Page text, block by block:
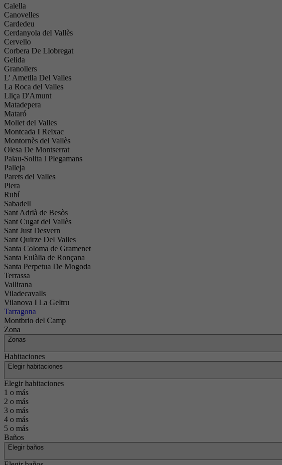
Calella
Canovelles
Cardedeu
Cerdanyola del Vallès
Cervello
Corbera De Llobregat
Gelida
Granollers
L' Ametlla Del Valles
La Roca del Valles
Lliça D'Amunt
Matadepera
Mataró
Mollet del Valles
Montcada I Reixac
Montornès del Vallès
Olesa De Montserrat
Palau-Solita I Plegamans
Palleja
Parets del Valles
Piera
Rubí
Sabadell
Sant Adrià de Besòs
Sant Cugat del Vallès
Sant Just Desvern
Sant Quirze Del Valles
Santa Coloma de Gramenet
Santa Eulàlia de Ronçana
Santa Perpetua De Mogoda
Terrassa
Vallirana
Viladecavalls
Vilanova I La Geltru
Tarragona
Montbrio del Camp
Zona
Zonas
Habitaciones
Elegir habitaciones
Elegir habitaciones
1 o más
2 o más
3 o más
4 o más
5 o más
Baños
Elegir baños